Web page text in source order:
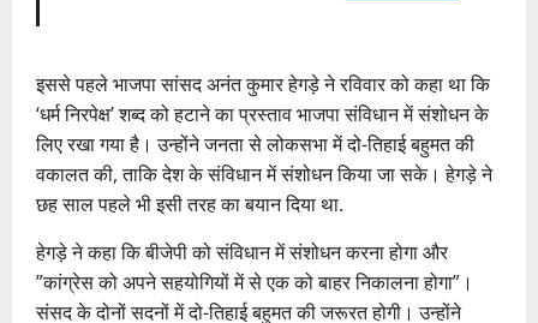
इससे पहले भाजपा सांसद अनंत कुमार हेगड़े ने रविवार को कहा था कि
‘धर्म निरपेक्ष’ शब्द को हटाने का प्रस्ताव भाजपा संविधान में संशोधन के
लिए रखा गया है। उन्होंने जनता से लोकसभा में दो-तिहाई बहुमत की
वकालत की, ताकि देश के संविधान में संशोधन किया जा सके। हेगड़े ने
छह साल पहले भी इसी तरह का बयान दिया था.
हेगड़े ने कहा कि बीजेपी को संविधान में संशोधन करना होगा और
”कांग्रेस को अपने सहयोगियों में से एक को बाहर निकालना होगा”।
संसद के दोनों सदनों में दो-तिहाई बहुमत की जरूरत होगी। उन्होंने